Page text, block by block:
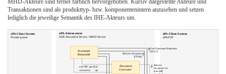
MHD-Akteure sind ferner farblich hervorgehoben. Kursiv dargestellte Akteure und
Transaktionen sind als produkttyp- bzw. komponentenintern anzusehen und setzen
lediglich die jeweilige Semantik des IHE-Akteurs um.